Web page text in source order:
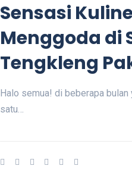
Sensasi
Menggoda di
Tengkleng
Halo semua! di beberapa bulan
satu…